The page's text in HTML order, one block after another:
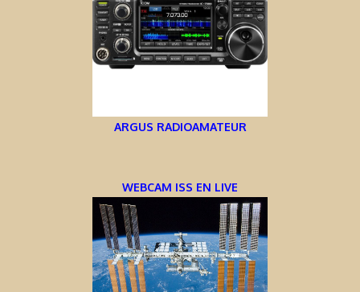
ARGUS RADIOAMATEUR
WEBCAM ISS EN LIVE